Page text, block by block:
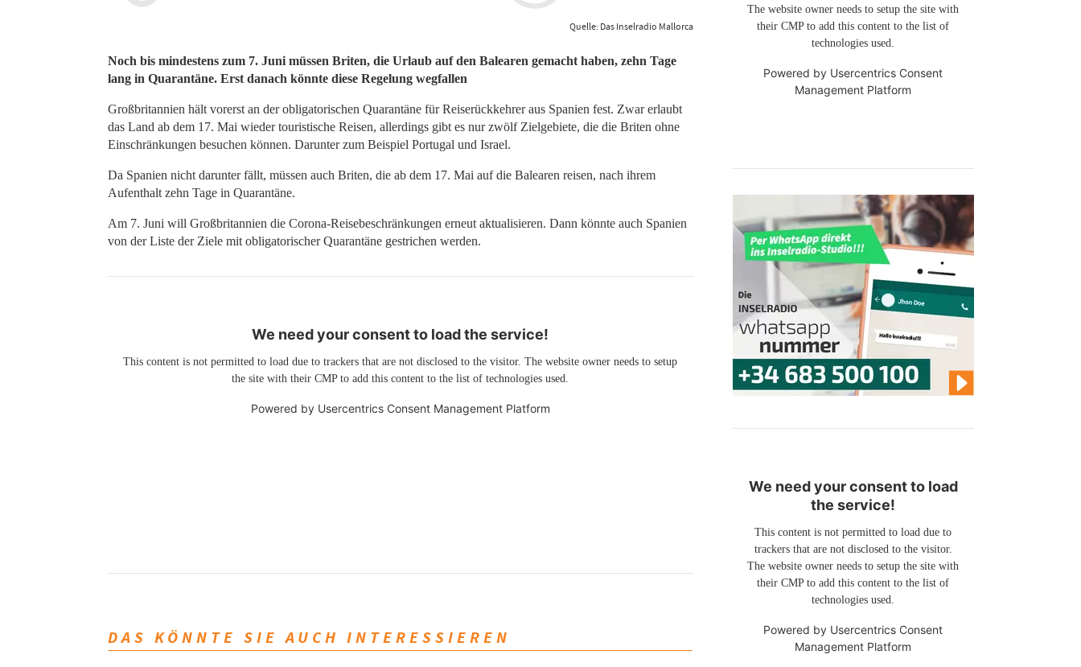
Quelle: Das Inselradio Mallorca
Noch bis mindestens zum 7. Juni müssen Briten, die Urlaub auf den Balearen gemacht haben, zehn Tage
lang in Quarantäne. Erst danach könnte diese Regelung wegfallen
Großbritannien hält vorerst an der obligatorischen Quarantäne für Reiserückkehrer aus Spanien fest. Zwar erlaubt
das Land ab dem 17. Mai wieder touristische Reisen, allerdings gibt es nur zwölf Zielgebiete, die die Briten ohne
Einschränkungen besuchen können. Darunter zum Beispiel Portugal und Israel.
Da Spanien nicht darunter fällt, müssen auch Briten, die ab dem 17. Mai auf die Balearen reisen, nach ihrem
Aufenthalt zehn Tage in Quarantäne.
Am 7. Juni will Großbritannien die Corona-Reisebeschränkungen erneut aktualisieren. Dann könnte auch Spanien
von der Liste der Ziele mit obligatorischer Quarantäne gestrichen werden.
We need your consent to load the service!
This content is not permitted to load due to trackers that are not disclosed to the visitor. The website owner needs to setup
the site with their CMP to add this content to the list of technologies used.
Powered by Usercentrics Consent Management Platform
DAS KÖNNTE SIE AUCH INTERESSIEREN
The website owner needs to setup the site with
their CMP to add this content to the list of
technologies used.
Powered by Usercentrics Consent
Management Platform
We need your consent to load
the service!
This content is not permitted to load due to
trackers that are not disclosed to the visitor.
The website owner needs to setup the site with
their CMP to add this content to the list of
technologies used.
Powered by Usercentrics Consent
Management Platform